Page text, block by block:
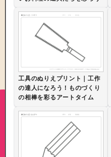
工具のぬりえプリント｜工作
の達人になろう！ものづくり
の相棒を彩るアートタイム